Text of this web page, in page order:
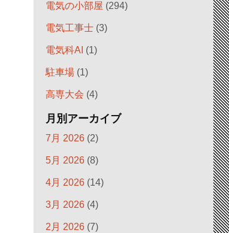
電気の小部屋 (294)
電気工事士 (3)
電気科AI (1)
駐車場 (1)
高専大会 (4)
月別アーカイブ
7月 2026 (2)
5月 2026 (8)
4月 2026 (14)
3月 2026 (4)
2月 2026 (7)